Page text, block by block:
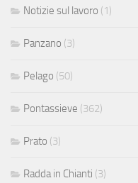
Notizie sul lavoro (1)
Panzano (3)
Pelago (50)
Pontassieve (362)
Prato (3)
Radda in Chianti (3)